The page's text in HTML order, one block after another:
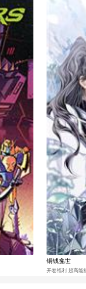
铜钱龛世
开卷福利 超高